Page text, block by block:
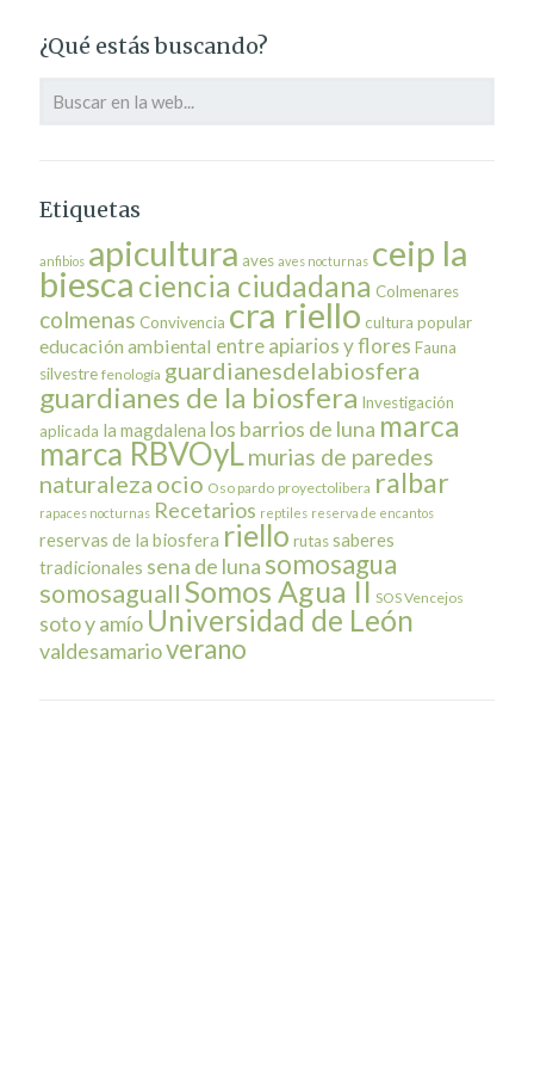
¿Qué estás buscando?
Etiquetas
anfibios apicultura aves aves nocturnas ceip la
biesca ciencia ciudadana Colmenares
colmenas Convivencia cra riello cultura popular
educación ambiental entre apiarios y flores Fauna
silvestre fenología guardianesdelabiosfera
guardianes de la biosfera Investigación
aplicada la magdalena los barrios de luna marca
marca RBVOyLmurias de paredes
naturaleza ocio Oso pardo proyectolibera ralbar
rapaces nocturnas Recetarios reptiles reserva de encantos
reservas de la biosfera riello rutassaberes
tradicionales sena de luna somosagua
somosaguaIISomos Agua II SOS Vencejos
soto y amío Universidad de León
valdesamarioverano